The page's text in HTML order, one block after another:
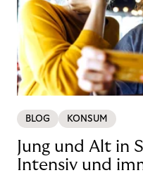
BLOG KONSUM
Jung und Alt in
Intensiv und